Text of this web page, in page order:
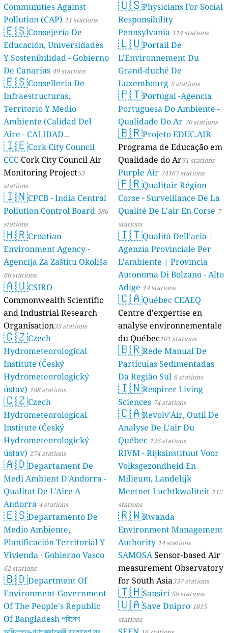
Communities Against
Pollution (CAP) 11 stations
🇪🇸Consejería De
Educación, Universidades
Y Sostenibilidad - Gobierno
De Canarias 49 stations
🇪🇸Conselleria De
Infraestructuras,
Territorio Y Medio
Ambiente (Calidad Del
Aire - CALIDAD
AMBIENTAL) 23 stations
🇮🇪Cork City Council
CCC Cork City Council Air
Monitoring Project53
stations
🇮🇳CPCB - India Central
Pollution Control Board 586
stations
🇭🇷Croatian
Environment Agency -
Agencija Za Zaštitu Okoliša
66 stations
🇦🇺CSIRO
Commonwealth Scientific
and Industrial Research
Organisation35 stations
🇨🇿Czech
Hydrometeorological
Institute (Český
Hydrometeorologický
ústav) 188 stations
🇨🇿Czech
Hydrometeorological
Institute (Český
Hydrometeorologický
ústav) 274 stations
🇦🇩Departament De
Medi Ambient D'Andorra -
Qualitat De L'Aire A
Andorra 4 stations
🇪🇸Departamento De
Medio Ambiente,
Planificación Territorial Y
Vivienda · Gobierno Vasco
62 stations
🇧🇩Department Of
Environment-Government
Of The People's Republic
Of Bangladesh পরিবেশ
🇺🇸Physicians For Social
Responsibility
Pennsylvania 114 stations
🇱🇺Portail De
L'Environnement Du
Grand-duché De
Luxembourg 5 stations
🇵🇹Portugal -Agencia
Portuguesa Do Ambiente -
Qualidade Do Ar 70 stations
🇧🇷Projeto EDUC.AIR
Programa de Educação em
Qualidade do Ar31 stations
Purple Air 74167 stations
🇫🇷Qualitair Région
Corse - Surveillance De La
Qualité De L'air En Corse 7
stations
🇮🇹Qualità Dell’aria |
Agenzia Provinciale Per
L'ambiente | Provincia
Autonoma Di Bolzano - Alto
Adige 14 stations
🇨🇦Québec CEAEQ
Centre d'expertise en
analyse environnementale
du Québec101 stations
🇧🇷Rede Manual De
Partículas Sedimentadas
Da Região Sul 6 stations
🇮🇳Respirer Living
Sciences 74 stations
🇨🇦Revolv'Air, Outil De
Analyse De L'air Du
Québec 126 stations
RIVM - Rijksinstituut Voor
Volksgezondheid En
Milieum, Landelijk
Meetnet Luchtkwaliteit 112
stations
🇷🇼Rwanda
Environment Management
Authority 14 stations
SAMOSASensor-based Air
measurement Observatory
for South Asia337 stations
🇹🇭Sansiri 58 stations
🇺🇦Save Dnipro 1815
stations